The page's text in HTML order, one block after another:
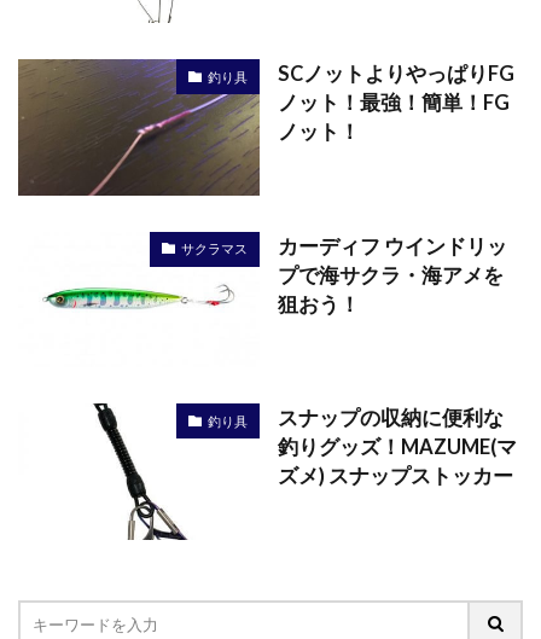
釣り具
SCノットよりやっぱりFG
ノット！最強！簡単！FG
ノット！
サクラマス
カーディフ ウインドリッ
プで海サクラ・海アメを
狙おう！
釣り具
スナップの収納に便利な
釣りグッズ！MAZUME(マ
ズメ) スナップストッカー